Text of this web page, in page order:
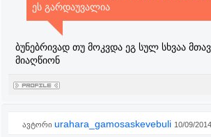
ეს გარდაუვალია
ბუნებრივად თუ მოკვდა ეგ სულ სხვაა
მიაღწიონ
ავტორი urahara_gamosaskevebuli 10/09/